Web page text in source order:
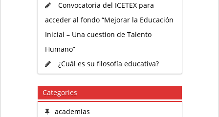
Convocatoria del ICETEX para
acceder al fondo “Mejorar la Educación
Inicial – Una cuestion de Talento
Humano”
¿Cuál es su filosofía educativa?
Categories
academias